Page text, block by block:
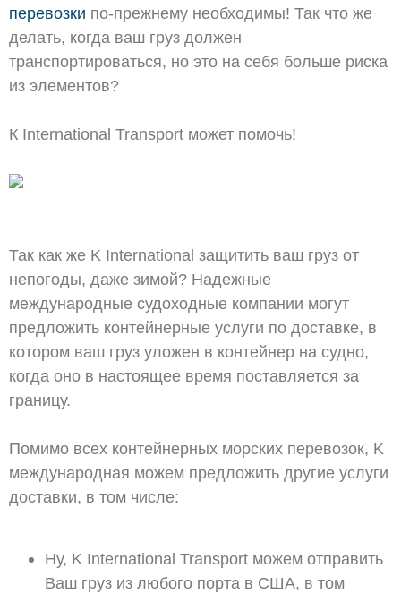
перевозки по-прежнему необходимы! Так что же
делать, когда ваш груз должен
транспортироваться, но это на себя больше риска
из элементов?
К International Transport может помочь!
Так как же K International защитить ваш груз от
непогоды, даже зимой? Надежные
международные судоходные компании могут
предложить контейнерные услуги по доставке, в
котором ваш груз уложен в контейнер на судно,
когда оно в настоящее время поставляется за
границу.
Помимо всех контейнерных морских перевозок, K
международная можем предложить другие услуги
доставки, в том числе:
Ну, K International Transport можем отправить
Ваш груз из любого порта в США, в том